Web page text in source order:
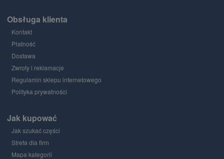
Obsługa klienta
Kontakt
Płatność
Dostawa
Zwroty i reklamacje
Regulamin sklepu internetowego
Polityka prywatności
Jak kupować
Jak szukać części
Strefa dla firm
Mapa kategorii